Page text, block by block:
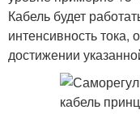
Кабель будет
интенсивность тока,
достижении